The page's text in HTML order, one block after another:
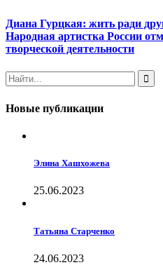
Диана Гурцкая: жить ради
Народная артистка России
творческой деятельности
Новые публикации
Элина Хашхожева
25.06.2023
Татьяна Старченко
24.06.2023